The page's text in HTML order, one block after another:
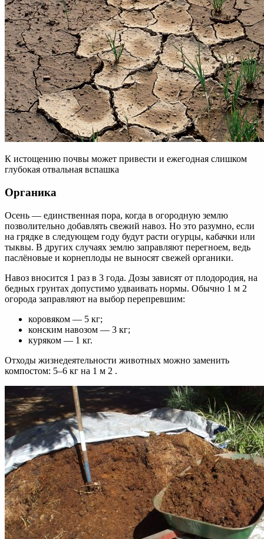
К истощению почвы может привести и ежегодная слишком
глубокая отвальная вспашка
Органика
Осень — единственная пора, когда в огородную землю
позволительно добавлять свежий навоз. Но это разумно, если
на грядке в следующем году будут расти огурцы, кабачки или
тыквы. В других случаях землю заправляют перегноем, ведь
паслёновые и корнеплоды не выносят свежей органики.
Навоз вносится 1 раз в 3 года. Дозы зависят от плодородия, на
бедных грунтах допустимо удваивать нормы. Обычно 1 м 2
огорода заправляют на выбор перепревшим:
коровяком — 5 кг;
конским навозом — 3 кг;
куряком — 1 кг.
Отходы жизнедеятельности животных можно заменить
компостом: 5–6 кг на 1 м 2 .